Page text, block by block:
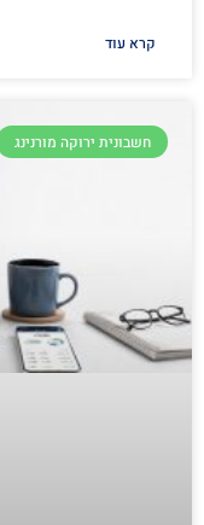
קרא עוד
חשבונית ירוקה מורנינג